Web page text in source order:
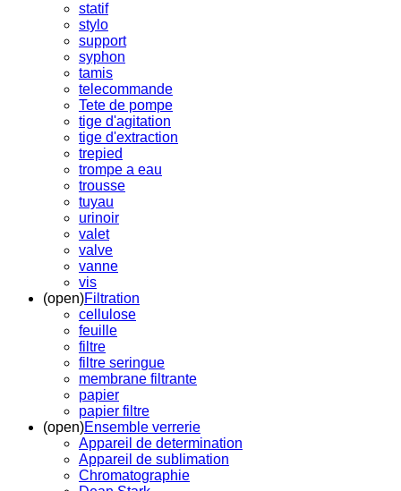
statif
stylo
support
syphon
tamis
telecommande
Tete de pompe
tige d'agitation
tige d'extraction
trepied
trompe a eau
trousse
tuyau
urinoir
valet
valve
vanne
vis
(open)Filtration
cellulose
feuille
filtre
filtre seringue
membrane filtrante
papier
papier filtre
(open)Ensemble verrerie
Appareil de determination
Appareil de sublimation
Chromatographie